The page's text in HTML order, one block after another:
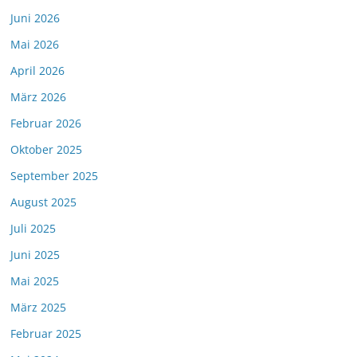
Juni 2026
Mai 2026
April 2026
März 2026
Februar 2026
Oktober 2025
September 2025
August 2025
Juli 2025
Juni 2025
Mai 2025
März 2025
Februar 2025